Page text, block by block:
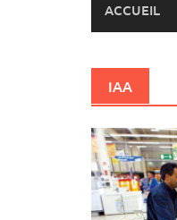
ACCUEIL
IAA